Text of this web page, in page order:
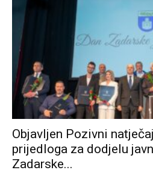
Objavljen Pozivni
prijedloga za dodjelu
Zadarske...